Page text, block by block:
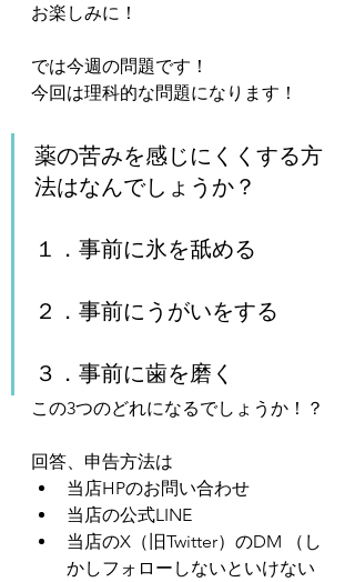
お楽しみに！
では今週の問題です！
今回は理科的な問題になります！
薬の苦みを感じにくくする方
法はなんでしょうか？
１．事前に氷を舐める
２．事前にうがいをする
３．事前に歯を磨く
この3つのどれになるでしょうか！？
回答、申告方法は
当店HPのお問い合わせ
当店の公式LINE
当店のX（旧Twitter）のDM （し
かしフォローしないといけない